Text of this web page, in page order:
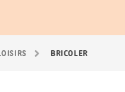
BRICOLER